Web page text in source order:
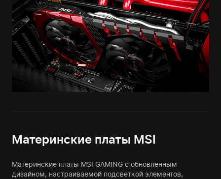
Материнские платы MSI
Материнские платы MSI GAMING с обновленным
дизайном, настраиваемой подсветкой элементов,